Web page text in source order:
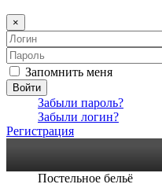
×
Запомнить меня
Войти
Забыли пароль?
Забыли логин?
Регистрация
Постельное бельё